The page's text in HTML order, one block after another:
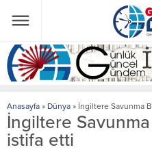
Anasayfa » Dünya » İngiltere Savunma
İngiltere
istifa etti